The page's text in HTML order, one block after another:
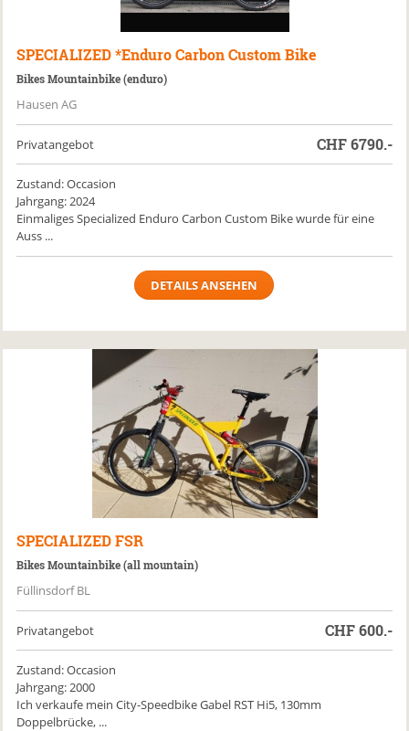
SPECIALIZED *Enduro Carbon Custom Bike
Bikes Mountainbike (enduro)
Hausen AG
Privatangebot CHF6790.-
Zustand: Occasion
Jahrgang: 2024
Einmaliges Specialized Enduro Carbon Custom Bike wurde für eine
Auss ...
DETAILS ANSEHEN
SPECIALIZED FSR
Bikes Mountainbike (all mountain)
Füllinsdorf BL
Privatangebot CHF600.-
Zustand: Occasion
Jahrgang: 2000
Ich verkaufe mein City-Speedbike Gabel RST Hi5, 130mm
Doppelbrücke, ...